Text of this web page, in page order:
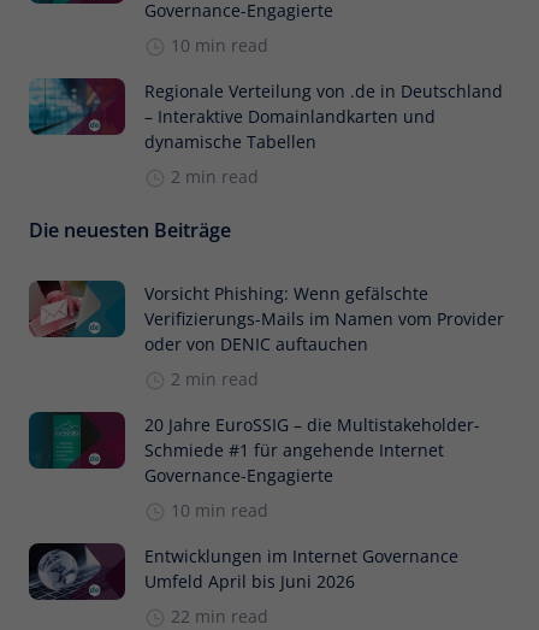
Governance-Engagierte
10 min read
Regionale Verteilung von .de in Deutschland
– Interaktive Domainlandkarten und
dynamische Tabellen
2 min read
Die neuesten Beiträge
Vorsicht Phishing: Wenn gefälschte
Verifizierungs-Mails im Namen vom Provider
oder von DENIC auftauchen
2 min read
20 Jahre EuroSSIG – die Multistakeholder-
Schmiede #1 für angehende Internet
Governance-Engagierte
10 min read
Entwicklungen im Internet Governance
Umfeld April bis Juni 2026
22 min read